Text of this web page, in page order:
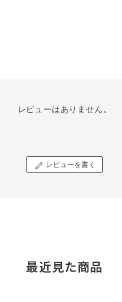
レビューはありません。
レビューを書く
最近見た商品